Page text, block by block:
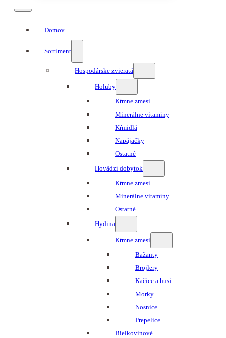
Domov
Sortiment
Hospodárske zvieratá
Holuby
Kŕmne zmesi
Minerálne vitamíny
Kŕmidlá
Napájačky
Ostatné
Hovädzí dobytok
Kŕmne zmesi
Minerálne vitamíny
Ostatné
Hydina
Kŕmne zmesi
Bažanty
Brojlery
Kačice a husi
Morky
Nosnice
Prepelice
Bielkovinové